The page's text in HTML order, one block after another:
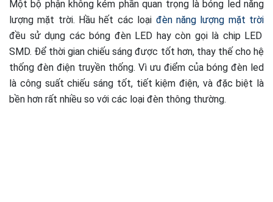
Một bộ phận không kém phần quan trọng là bóng led năng
lượng mặt trời. Hầu hết các loại đèn năng lượng mặt trời
đều sử dụng các bóng đèn LED hay còn gọi là chip LED
SMD. Để thời gian chiếu sáng được tốt hơn, thay thế cho hệ
thống đèn điện truyền thống. Vì ưu điểm của bóng đèn led
là công suất chiếu sáng tốt, tiết kiệm điện, và đặc biệt là
bền hơn rất nhiều so với các loại đèn thông thường.